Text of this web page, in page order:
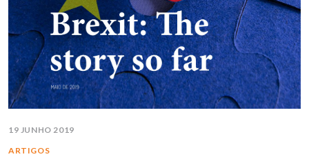
19 JUNHO 2019
ARTIGOS